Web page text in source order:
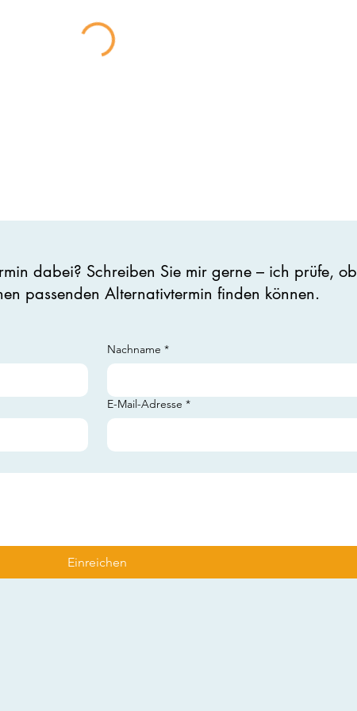
dabei? Schreiben Sie mir gerne – ich prüfe, ob
passenden Alternativtermin finden können.
Nachname *
E-Mail-Adresse *
Einreichen